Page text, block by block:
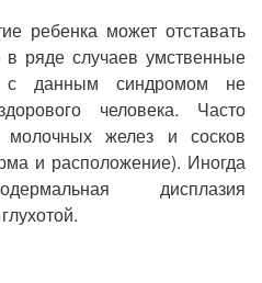
ребенка может отставать
ряде случаев умственные
с данным синдромом не
человека. Часто
молочных желез и сосков
и расположение). Иногда
дисплазия